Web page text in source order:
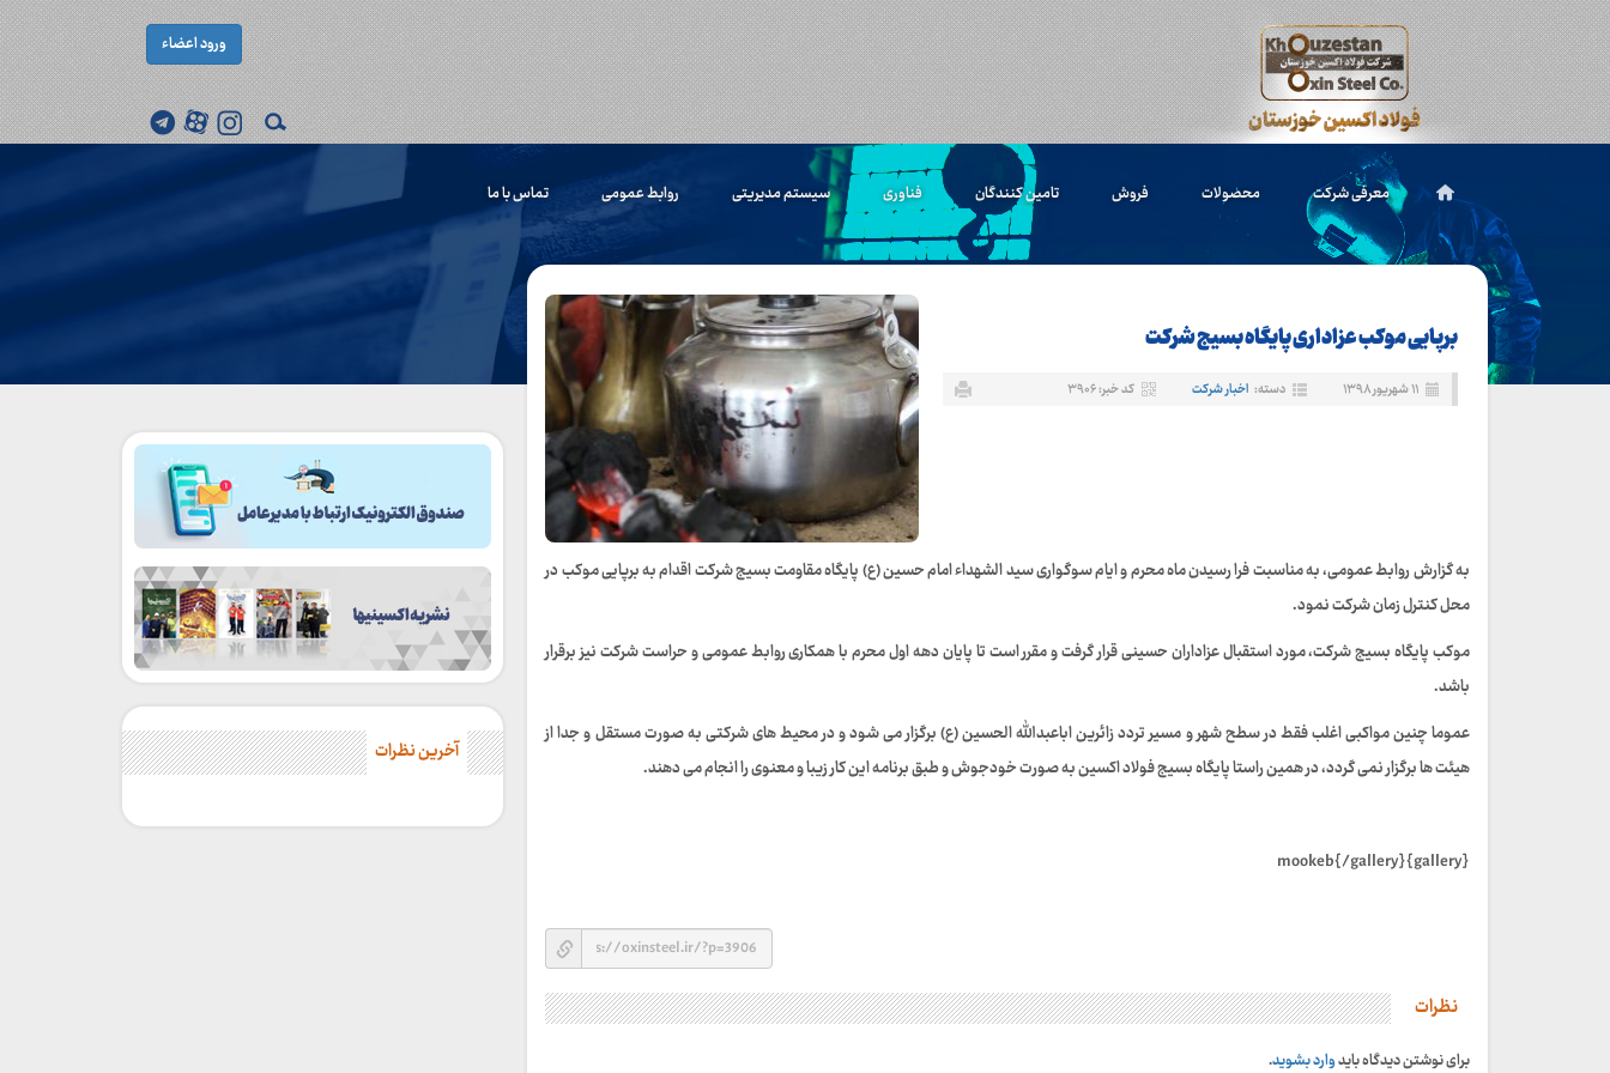
ورود اعضاء
معرفی شرکت محصولات فروش تامین کنندگان فناوری سیستم مدیریتی روابط عمومی تماس با ما
برپایی موکب عزاداری پایگاه بسیج شرکت
۱۱ شهریور ۱۳۹۸ دسته: اخبار شرکت کد خبر: ۳۹۰۶
به گزارش روابط عمومی، به مناسبت فرا رسیدن ماه محرم و ایام سوگواری سید الشهداء امام حسین (ع) پایگاه مقاومت بسیج شرکت اقدام به برپایی موکب در
محل کنترل زمان شرکت نمود.
موکب پایگاه بسیج شرکت، مورد استقبال عزاداران حسینی قرار گرفت و مقرر است تا پایان دهه اول محرم با همکاری روابط عمومی و حراست شرکت نیز برقرار
باشد.
عموما چنین مواکبی اغلب فقط در سطح شهر و مسیر تردد زائرین اباعبدالله الحسین (ع) برگزار می شود و در محیط های شرکتی به صورت مستقل و جدا از
هیئت ها برگزار نمی گردد، در همین راستا پایگاه بسیج فولاد اکسین به صورت خودجوش و طبق برنامه این کار زیبا و معنوی را انجام می دهند.
{gallery}mookeb{/gallery}
نظرات
برای نوشتن دیدگاه بایدوارد بشوید.
آخرین نظرات